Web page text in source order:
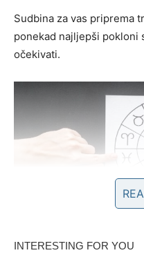
Sudbina za vas priprema
ponekad najljepši pokloni
očekivati.